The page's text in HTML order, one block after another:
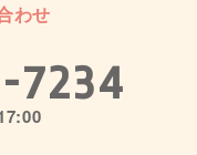
わせ
7234